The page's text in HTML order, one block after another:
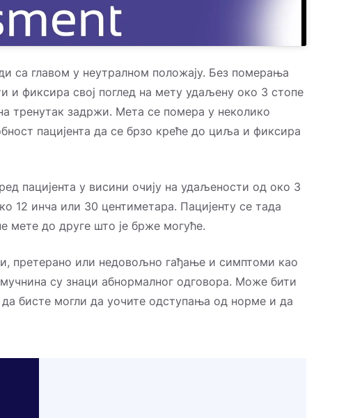
са главом у неутралном положају. Без померања
и фиксира свој поглед на мету удаљену око 3 стопе
тренутак задржи. Мета се помера у неколико
пацијента да се брзо креће до циља и фиксира
пацијента у висини очију на удаљености од око 3
12 инча или 30 центиметара. Пацијенту се тада
мете до друге што је брже могуће.
претерано или недовољно гађање и симптоми као
су знаци абнормалног одговора. Може бити
бисте могли да уочите одступања од норме и да